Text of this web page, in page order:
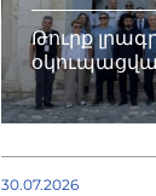
Թուրք
30.07.2026